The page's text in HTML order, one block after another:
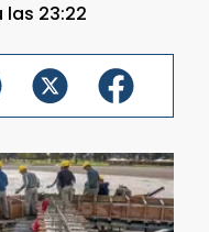
las 23:22